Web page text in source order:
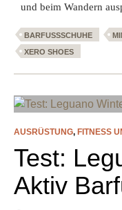
und beim Wandern
BARFUSSSCHUHE
XERO SHOES
AUSRÜSTUNG, FITNESS
Test:
Aktiv